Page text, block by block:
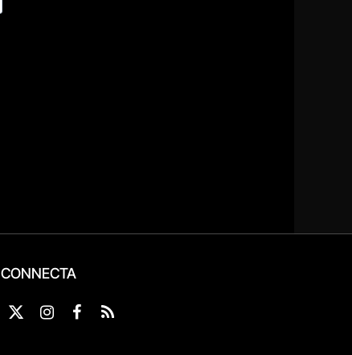
CONNECTA
X
Instagram
Facebook
RSS